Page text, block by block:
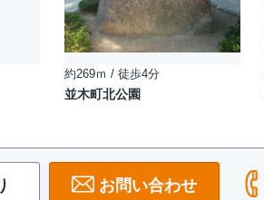
約269ｍ / 徒歩4分
並木町北公園
お問い合わせ